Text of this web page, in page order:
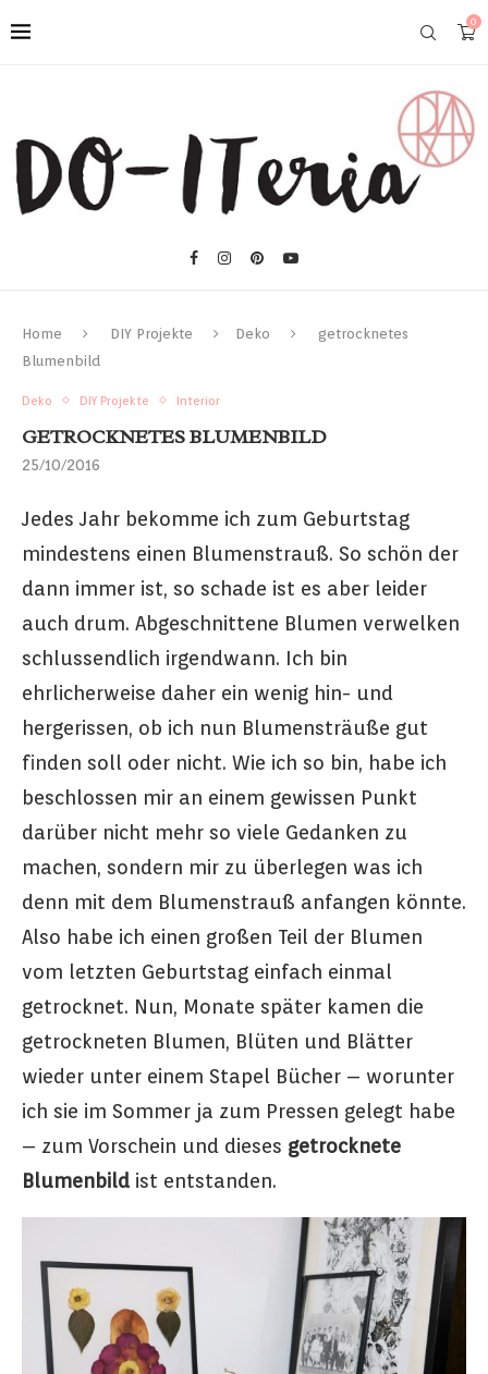
0
Home DIY Projekte Deko
getrocknetes
Blumenbild
Deko DIY Projekte Interior
GETROCKNETES BLUMENBILD
25/10/2016
Jedes Jahr bekomme ich zum Geburtstag
mindestens einen Blumenstrauß. So schön der
dann immer ist, so schade ist es aber leider
auch drum. Abgeschnittene Blumen verwelken
schlussendlich irgendwann. Ich bin
ehrlicherweise daher ein wenig hin- und
hergerissen, ob ich nun Blumensträuße gut
finden soll oder nicht. Wie ich so bin, habe ich
beschlossen mir an einem gewissen Punkt
darüber nicht mehr so viele Gedanken zu
machen, sondern mir zu überlegen was ich
denn mit dem Blumenstrauß anfangen könnte.
Also habe ich einen großen Teil der Blumen
vom letzten Geburtstag einfach einmal
getrocknet. Nun, Monate später kamen die
getrockneten Blumen, Blüten und Blätter
wieder unter einem Stapel Bücher – worunter
ich sie im Sommer ja zum Pressen gelegt habe
– zum Vorschein und dieses getrocknete
Blumenbild ist entstanden.